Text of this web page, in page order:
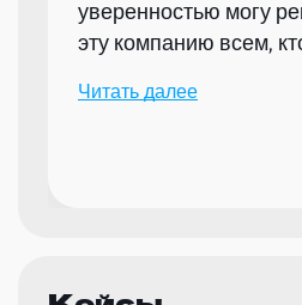
уверенностью могу
эту компанию всем,
мероприятий.
Читать далее